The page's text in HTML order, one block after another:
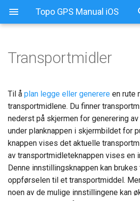
Topo GPS Manual iOS
Transportmidler
Gå
Sykkel
Racersykkel
Terrengsykkel
Hest
Transportmidler
Til å plan legge eller generere en rute
transportmidlene. Du finner
nederst på skjermen for generering
under planknappen i skjermbildet for
knappen vises det aktuelle
av transportmidleteknappen vises en
Denne innstillingsknappen kan
oppførselen til et transportmiddel.
noen av de mulige innstillingene kan